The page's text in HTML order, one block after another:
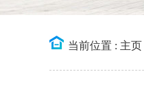
当前位置 : 主页